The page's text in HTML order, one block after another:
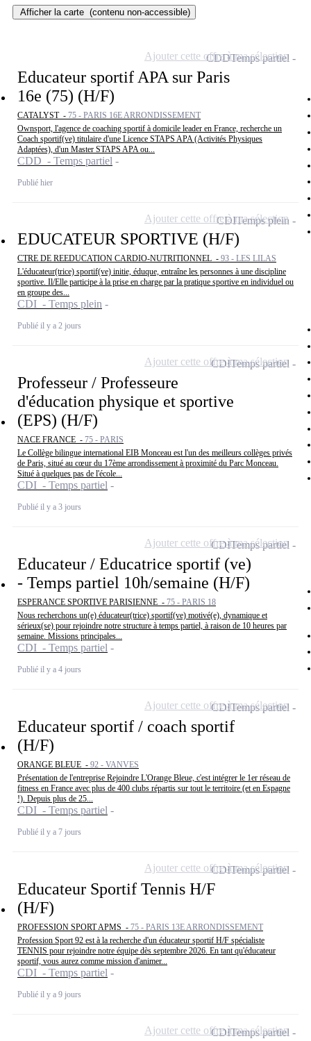
Afficher la carte (contenu non-accessible)
Educateur sportif APA sur Paris
16e (75) (H/F)
CATALYST - 75 - PARIS 16E ARRONDISSEMENT
Ownsport, l'agence de coaching sportif à domicile leader en France, recherche un
Coach sportif(ve) titulaire d'une Licence STAPS APA (Activités Physiques
Adaptées), d'un Master STAPS APA ou...
CDD - Temps partiel
Publié hier
CDDTemps partiel
Ajouter cette offre à ma sélection
EDUCATEUR SPORTIVE (H/F)
CTRE DE REEDUCATION CARDIO-NUTRITIONNEL - 93 - LES LILAS
L'éducateur(trice) sportif(ve) initie, éduque, entraîne les personnes à une discipline
sportive. Il/Elle participe à la prise en charge par la pratique sportive en individuel ou
en groupe des...
CDI - Temps plein
Publié il y a 2 jours
CDITemps plein
Ajouter cette offre à ma sélection
Professeur / Professeure
d'éducation physique et sportive
(EPS) (H/F)
NACE FRANCE - 75 - PARIS
Le Collège bilingue international EIB Monceau est l'un des meilleurs collèges privés
de Paris, situé au cœur du 17ème arrondissement à proximité du Parc Monceau.
Situé à quelques pas de l'école...
CDI - Temps partiel
Publié il y a 3 jours
CDITemps partiel
Ajouter cette offre à ma sélection
Educateur / Educatrice sportif (ve)
- Temps partiel 10h/semaine (H/F)
ESPERANCE SPORTIVE PARISIENNE - 75 - PARIS 18
Nous recherchons un(e) éducateur(trice) sportif(ve) motivé(e), dynamique et
sérieux(se) pour rejoindre notre structure à temps partiel, à raison de 10 heures par
semaine. Missions principales...
CDI - Temps partiel
Publié il y a 4 jours
CDITemps partiel
Ajouter cette offre à ma sélection
Educateur sportif / coach sportif
(H/F)
ORANGE BLEUE - 92 - VANVES
Présentation de l'entreprise Rejoindre L'Orange Bleue, c'est intégrer le 1er réseau de
fitness en France avec plus de 400 clubs répartis sur tout le territoire (et en Espagne
!). Depuis plus de 25...
CDI - Temps partiel
Publié il y a 7 jours
CDITemps partiel
Ajouter cette offre à ma sélection
Educateur Sportif Tennis H/F
(H/F)
PROFESSION SPORT APMS - 75 - PARIS 13E ARRONDISSEMENT
Profession Sport 92 est à la recherche d'un éducateur sportif H/F spécialiste
TENNIS pour rejoindre notre équipe dès septembre 2026. En tant qu'éducateur
sportif, vous aurez comme mission d'animer...
CDI - Temps partiel
Publié il y a 9 jours
CDITemps partiel
Ajouter cette offre à ma sélection
CDITemps partiel
Ajouter cette offre à ma sélection